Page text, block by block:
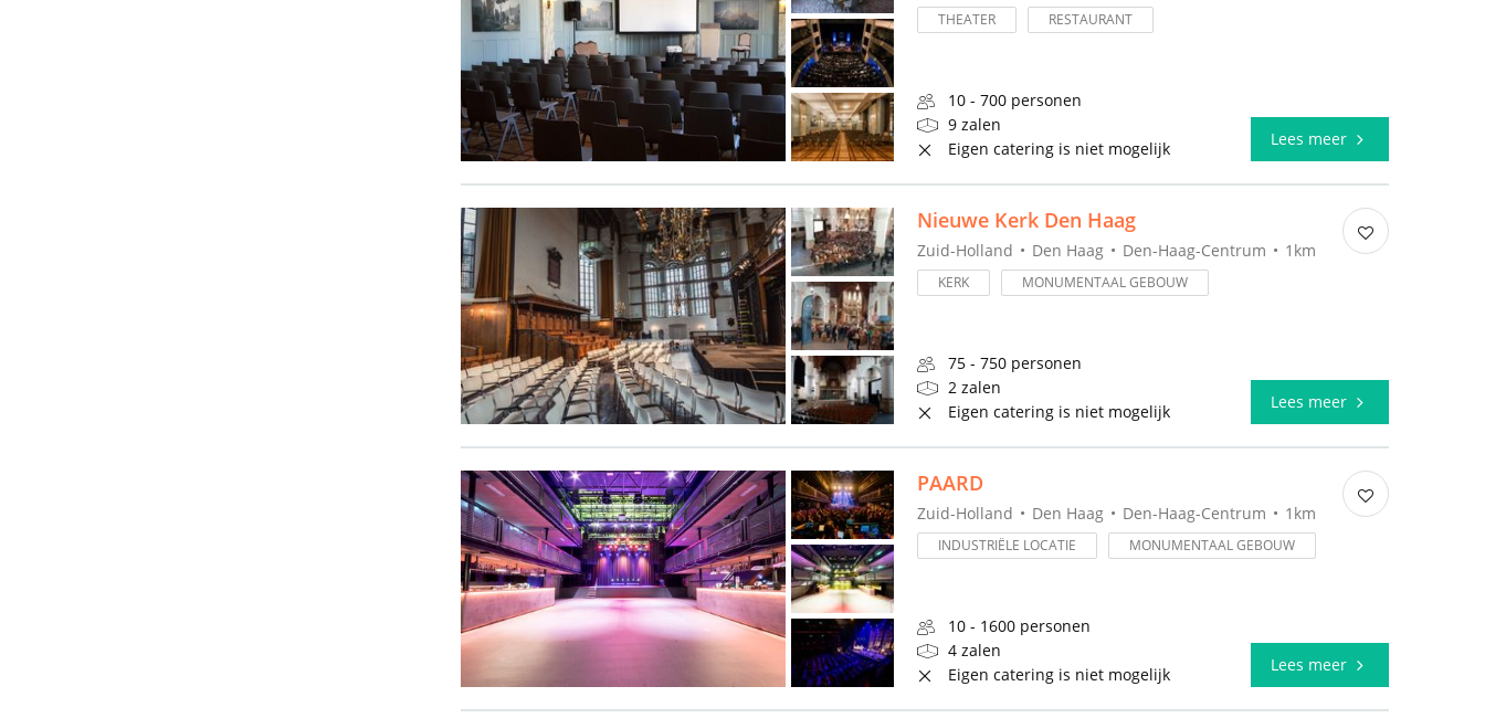
THEATER RESTAURANT
10 - 700 personen
9 zalen
Eigen catering is niet mogelijk
Lees meer
Nieuwe Kerk Den Haag
Zuid-Holland Den Haag Den-Haag-Centrum 1km
KERK MONUMENTAAL GEBOUW
75 - 750 personen
2 zalen
Eigen catering is niet mogelijk
Lees meer
PAARD
Zuid-Holland Den Haag Den-Haag-Centrum 1km
INDUSTRIËLE LOCATIE MONUMENTAAL GEBOUW
10 - 1600 personen
4 zalen
Eigen catering is niet mogelijk
Lees meer